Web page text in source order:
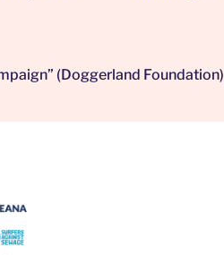
(Doggerland Foundation)